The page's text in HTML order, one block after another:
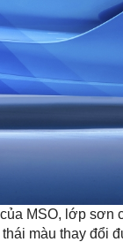
MSO, lớp sơn
màu thay đổi